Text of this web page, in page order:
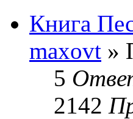
Книга
maxovt »
5
2142